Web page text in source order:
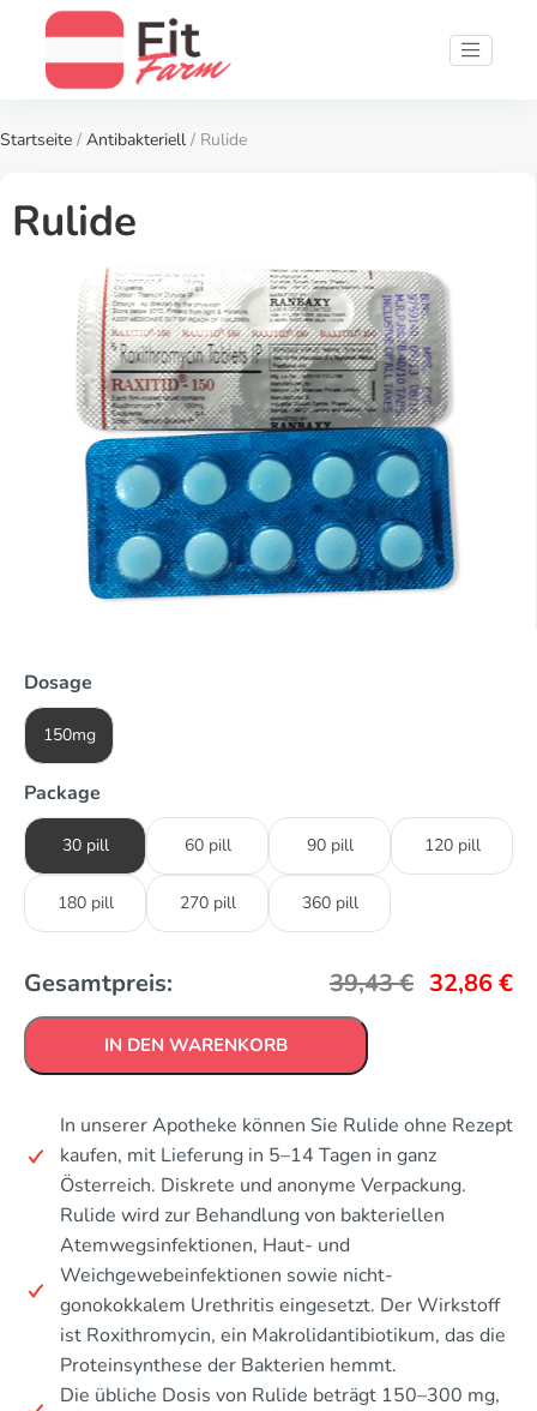
Startseite / Antibakteriell / Rulide
Rulide
Dosage
150mg
Package
30 pill 60 pill 90 pill 120 pill
180 pill 270 pill 360 pill
Gesamtpreis: 39,43€ 32,86€
IN DEN WARENKORB
In unserer Apotheke können Sie Rulide ohne Rezept
kaufen, mit Lieferung in 5–14 Tagen in ganz
Österreich. Diskrete und anonyme Verpackung.
Rulide wird zur Behandlung von bakteriellen
Atemwegsinfektionen, Haut- und
Weichgewebeinfektionen sowie nicht-
gonokokkalem Urethritis eingesetzt. Der Wirkstoff
ist Roxithromycin, ein Makrolidantibiotikum, das die
Proteinsynthese der Bakterien hemmt.
Die übliche Dosis von Rulide beträgt 150–300 mg,